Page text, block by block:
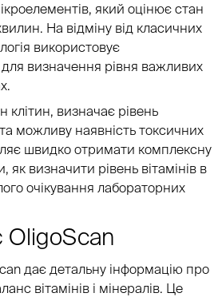
який оцінює стан
На відміну від класичних
використовує
визначення рівня важливих
клітин, визначає рівень
та можливу наявність токсичних
швидко отримати комплексну
як визначити рівень вітамінів в
очікування лабораторних
дає детальну інформацію про
вітамінів і мінералів. Це